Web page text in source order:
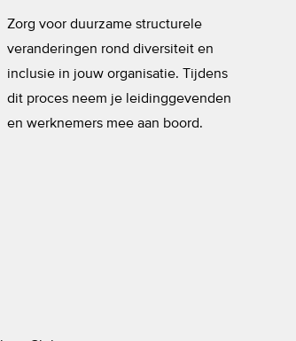
Zorg voor duurzame structurele
veranderingen rond diversiteit en
inclusie in jouw organisatie. Tijdens
dit proces neem je leidinggevenden
en werknemers mee aan boord.